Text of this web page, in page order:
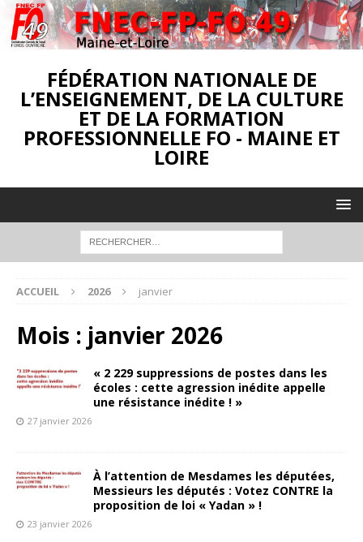
FÉDÉRATION NATIONALE DE
L’ENSEIGNEMENT, DE LA CULTURE
ET DE LA FORMATION
PROFESSIONNELLE FO - MAINE ET
LOIRE
ACCUEIL 2026 janvier
Mois : janvier 2026
« 2 229 suppressions de postes dans les
écoles : cette agression inédite appelle
une résistance inédite ! »
27 janvier 2026
À l’attention de Mesdames les députées,
Messieurs les députés : Votez CONTRE la
proposition de loi « Yadan » !
23 janvier 2026